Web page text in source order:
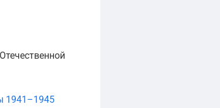
1941–1945